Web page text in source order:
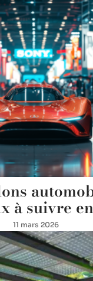
à suivre
11 mars 2026